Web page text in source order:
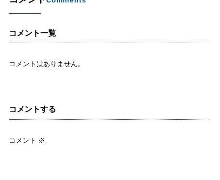
コメント一覧
コメントはありません。
コメントする
コメント ※